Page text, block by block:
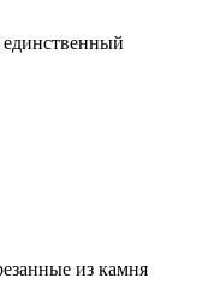
из камня